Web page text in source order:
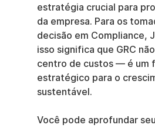
estratégia crucial para
da empresa. Para os
decisão em Compliance,
isso significa que GRC
centro de custos — é um
estratégico para o
sustentável.
Você pode aprofundar